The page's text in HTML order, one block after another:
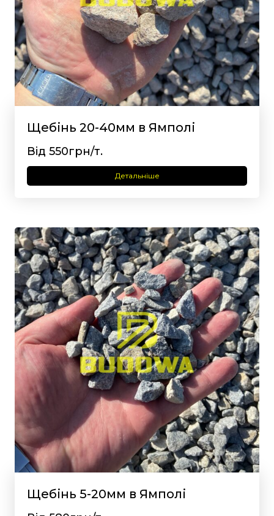
Щебінь 20-40мм в Ямполі
Від 550грн/т.
Детальніше
Щебінь 5-20мм в Ямполі